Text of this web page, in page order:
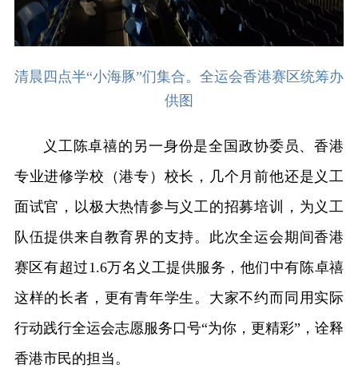
清晨四点半“小海豚”们集合。全运会香港赛区统筹办
供图
义工陈卓禧的另一身份是全国政协委员、香港
专业进修学校（港专）校长，几个月前他还是义工
面试官，以极大热情参与义工的招募培训，为义工
队伍提供来自教育界的支持。此次全运会期间香港
赛区有超过1.6万名义工提供服务，他们中有陈卓禧
这样的长者，更有青年学生。大家不约而同用实际
行动践行全运会志愿服务口号“为你，更精彩”，诠释
香港市民的担当。